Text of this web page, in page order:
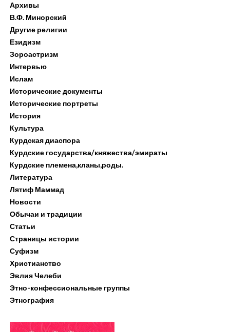
Архивы
В.Ф. Минорский
Другие религии
Езидизм
Зороастризм
Интервью
Ислам
Исторические документы
Исторические портреты
История
Культура
Курдская диаспора
Курдские государства/княжества/эмираты
Курдские племена,кланы,роды.
Литература
Лятиф Маммад
Новости
Обычаи и традиции
Статьи
Страницы истории
Суфизм
Христианство
Эвлия Челеби
Этно-конфессиональные группы
Этнография